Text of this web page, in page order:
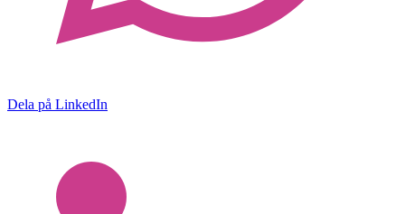
Dela på LinkedIn